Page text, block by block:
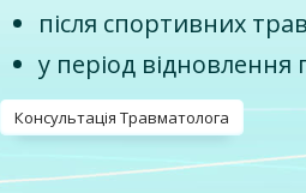
після спортивних
у період
Консультація Травматолога